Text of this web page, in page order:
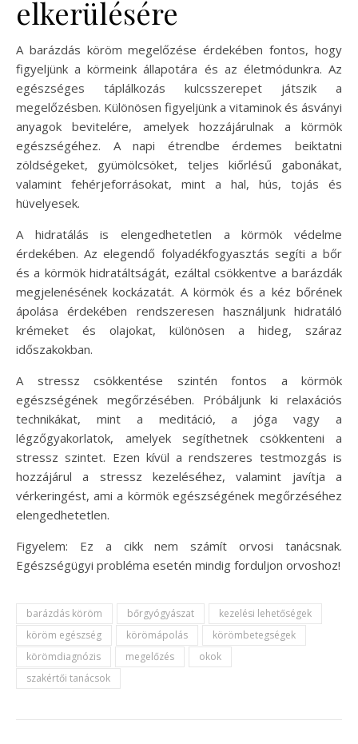
elkerülésére
A barázdás köröm megelőzése érdekében fontos, hogy
figyeljünk a körmeink állapotára és az életmódunkra. Az
egészséges táplálkozás kulcsszerepet játszik a
megelőzésben. Különösen figyeljünk a vitaminok és ásványi
anyagok bevitelére, amelyek hozzájárulnak a körmök
egészségéhez. A napi étrendbe érdemes beiktatni
zöldségeket, gyümölcsöket, teljes kiőrlésű gabonákat,
valamint fehérjeforrásokat, mint a hal, hús, tojás és
hüvelyesek.
A hidratálás is elengedhetetlen a körmök védelme
érdekében. Az elegendő folyadékfogyasztás segíti a bőr
és a körmök hidratáltságát, ezáltal csökkentve a barázdák
megjelenésének kockázatát. A körmök és a kéz bőrének
ápolása érdekében rendszeresen használjunk hidratáló
krémeket és olajokat, különösen a hideg, száraz
időszakokban.
A stressz csökkentése szintén fontos a körmök
egészségének megőrzésében. Próbáljunk ki relaxációs
technikákat, mint a meditáció, a jóga vagy a
légzőgyakorlatok, amelyek segíthetnek csökkenteni a
stressz szintet. Ezen kívül a rendszeres testmozgás is
hozzájárul a stressz kezeléséhez, valamint javítja a
vérkeringést, ami a körmök egészségének megőrzéséhez
elengedhetetlen.
Figyelem: Ez a cikk nem számít orvosi tanácsnak.
Egészségügyi probléma esetén mindig forduljon orvoshoz!
barázdás köröm bőrgyógyászat
kezelési lehetőségek
köröm egészség
körömápolás
körömbetegségek
körömdiagnózis
megelőzés
okok
szakértői tanácsok